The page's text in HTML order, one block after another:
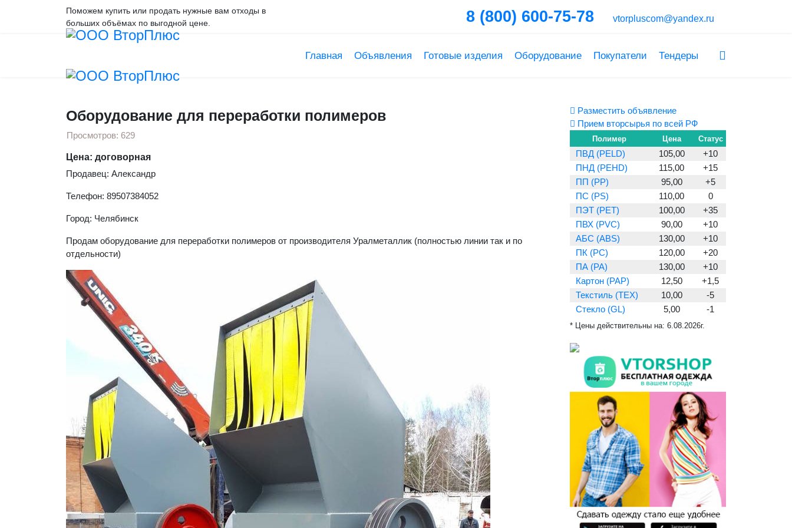
Поможем купить или продать нужные вам отходы в
больших объёмах по выгодной цене.
8 (800) 600-75-78 vtorpluscom@yandex.ru
Главная Объявления Готовые изделия Оборудование Покупатели Тендеры
Главная
Оборудование для переработки полимеров
Просмотров: 629
Цена: договорная
Продавец: Александр
Телефон: 89507384052
Город: Челябинск
Продам оборудование для переработки полимеров от производителя Уралметаллик (полностью линии так и по
отдельности)
Разместить объявление
Прием вторсырья по всей РФ
Полимер Цена Статус
ПВД (PELD) 105,00
+10
ПНД (PEHD)
115,00
+15
ПП (PP)
95,00
+5
ПС (PS)
110,00
0
ПЭТ (PET)
100,00
+35
ПВХ (PVC)
90,00
+10
АБС (ABS)
130,00
+10
ПК (PC)
120,00
+20
ПА (PA)
130,00
+10
Картон (PAP)
12,50
+1,5
Текстиль (TEX)
10,00
-5
Стекло (GL)
5,00 -1
* Цены действительны на: 6.08.2026г.